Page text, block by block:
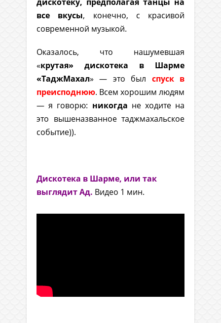
все вкусы, конечно, с красивой
современной музыкой.
Оказалось, что нашумевшая
«крутая» дискотека в Шарме
«ТаджМахал» — это был спуск в
преисподнюю. Всем хорошим людям
— я говорю: никогда не ходите на
это вышеназванное таджмахальское
событие)).
Дискотека в Шарме, или так
выглядит Ад. Видео 1 мин.